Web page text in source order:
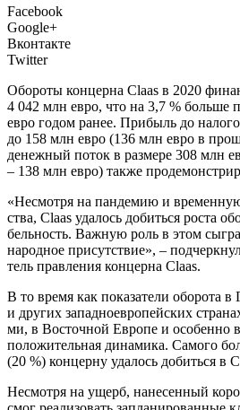
Facebook
Google+
Вконтакте
Twitter
Оборо­ты кон­цер­на Claas в 2020
4 042 млн евро, что на 3,7 % боль­ше
евро годом ранее. При­быль до
до 158 млн евро (136 млн евро в
денеж­ный поток в раз­ме­ре 308 млн
– 138 млн евро) так­же
«Несмот­ря на пан­де­мию и
ства, Claas уда­лось добить­ся роста
бель­ность. Важ­ную роль в этом
на­род­ное при­сут­ствие», –
тель прав­ле­ния кон­цер­на Claas.
В то вре­мя как пока­за­те­ли обо­ро­та
и дру­гих запад­но­ев­ро­пей­ских
ми, в Восточ­ной Евро­пе и осо­бен­но
поло­жи­тель­ная дина­ми­ка. Само­го
(20 %) кон­цер­ну уда­лось добить­ся в
Несмот­ря на ущерб, нане­сен­ный